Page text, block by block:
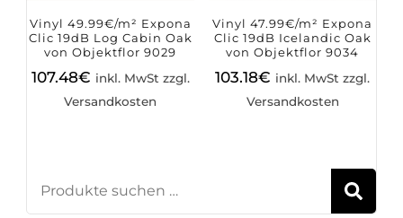
Vinyl 49.99€/m² Expona
Clic 19dB Log Cabin Oak
von Objektflor 9029
107.48€ inkl. MwSt zzgl.
Versandkosten
Vinyl 47.99€/m² Expona
Clic 19dB Icelandic Oak
von Objektflor 9034
103.18€ inkl. MwSt zzgl.
Versandkosten